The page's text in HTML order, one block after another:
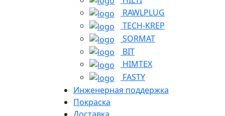
RAWLPLUG
TECH-KREP
SORMAT
BIT
HIMTEX
FASTY
Инженерная поддержка
Покраска